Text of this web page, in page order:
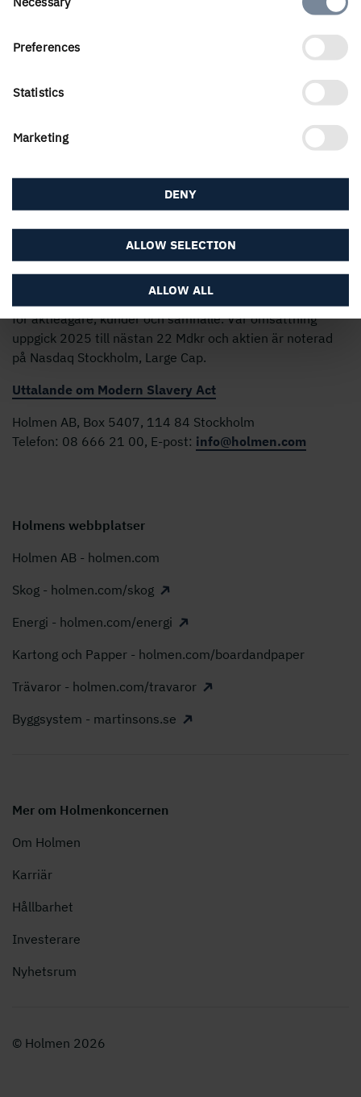
Preferences
Statistics
Marketing
ALLOW ALL
ALLOW SELECTION
DENY
Holmens verksamhet utgår från skogens kretslopp och de
förnybara produkter vi kan skapa av det. Våra
samt Energi. Vi är 3 500 medarbetare som skapar värde
för aktieägare, kunder och samhälle. Vår omsättning
uppgick 2025 till nästan 22 Mdkr och aktien är noterad
på Nasdaq Stockholm, Large Cap.
Uttalande om Modern Slavery Act
Holmen AB, Box 5407, 114 84 Stockholm
Telefon: 08 666 21 00, E-post: info@holmen.com
Holmens webbplatser
Holmen AB - holmen.com
Skog - holmen.com/skog
Energi - holmen.com/energi
Kartong och Papper - holmen.com/boardandpaper
Trävaror - holmen.com/travaror
Byggsystem - martinsons.se
Mer om Holmenkoncernen
Om Holmen
Karriär
Hållbarhet
Investerare
Nyhetsrum
© Holmen 2026